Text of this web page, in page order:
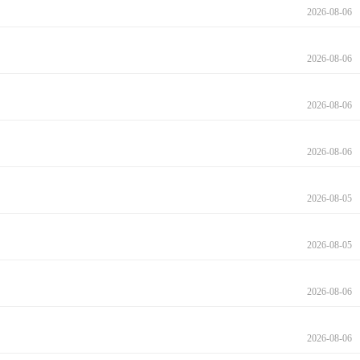
2026-08-06
2026-08-06
2026-08-06
2026-08-06
2026-08-05
2026-08-05
2026-08-06
2026-08-06